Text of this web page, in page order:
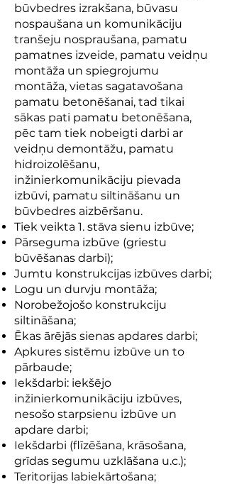
būvbedres izrakšana, būvasu
nospaušana un komunikāciju
tranšeju nospraušana, pamatu
pamatnes izveide, pamatu veidņu
montāža un spiegrojumu
montāža, vietas sagatavošana
pamatu betonēšanai, tad tikai
sākas pati pamatu betonēšana,
pēc tam tiek nobeigti darbi ar
veidņu demontāžu, pamatu
hidroizolēšanu,
inžinierkomunikāciju pievada
izbūvi, pamatu siltināšanu un
būvbedres aizbēršanu.
Tiek veikta 1. stāva sienu izbūve;
Pārseguma izbūve (griestu
būvēšanas darbi);
Jumtu konstrukcijas izbūves darbi;
Logu un durvju montāža;
Norobežojošo konstrukciju
siltināšana;
Ēkas ārējās sienas apdares darbi;
Apkures sistēmu izbūve un to
pārbaude;
Iekšdarbi: iekšējo
inžinierkomunikāciju izbūves,
nesošo starpsienu izbūve un
apdare darbi;
Iekšdarbi (flīzēšana, krāsošana,
grīdas segumu uzklāšana u.c.);
Teritorijas labiekārtošana;